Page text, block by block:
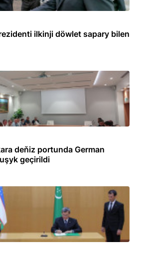
ilkinji döwlet sapary bilen
deňiz portunda German
geçirildi